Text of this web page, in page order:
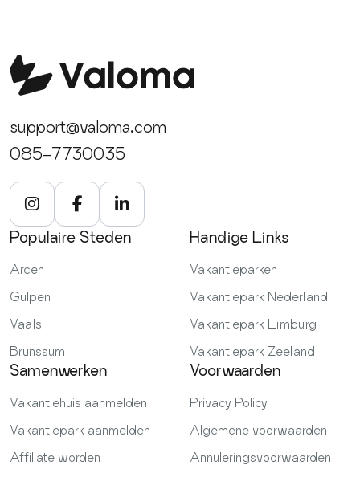
support@valoma.com
085-7730035
Populaire Steden
Arcen
Gulpen
Vaals
Brunssum
Handige Links
Vakantieparken
Vakantiepark Nederland
Vakantiepark Limburg
Vakantiepark Zeeland
Samenwerken
Vakantiehuis aanmelden
Vakantiepark aanmelden
Affiliate worden
Voorwaarden
Privacy Policy
Algemene voorwaarden
Annuleringsvoorwaarden